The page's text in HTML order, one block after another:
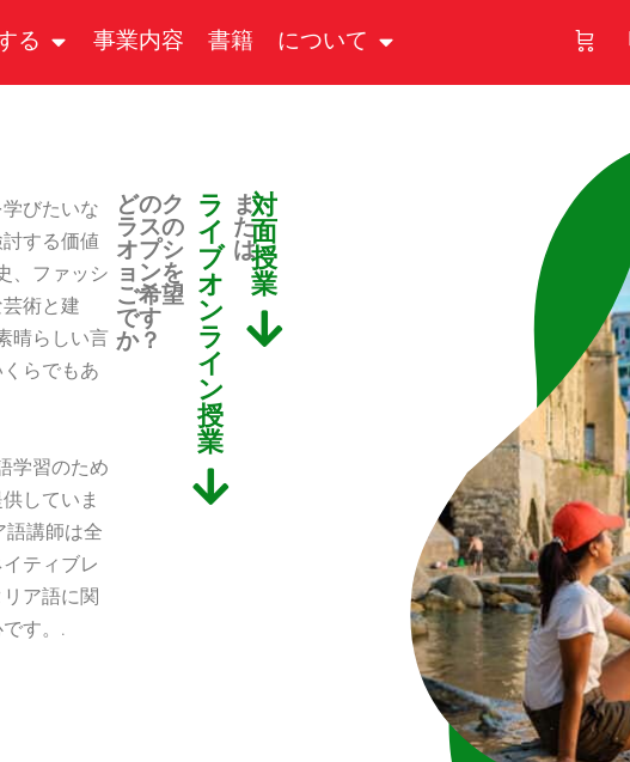
る 事業内容 書籍 について
びたいな
する価値
、ファッシ
術と建
晴らしい言
らでもあ
学習のため
していま
語講師は全
ティブレ
ア語に関
す。.
どのク
ラスの
オプシ
ョンを
ご希望
です
か？
ラ
イ
ブ
オ
ン
ラ
イ
ン
授
業
ま
た
は
対
面
授
業